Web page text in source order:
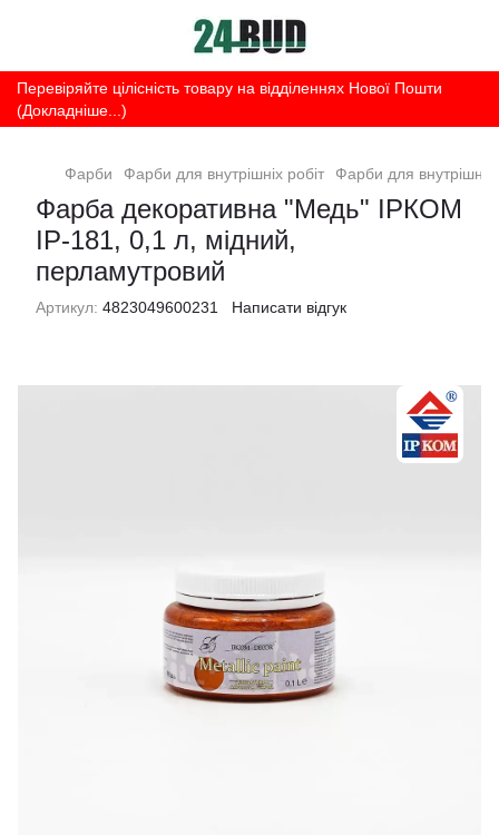
Перевіряйте цілісність товару на відділеннях Нової Пошти
(Докладніше...)
Фарби Фарби для внутрішніх робіт Фарби для внутрішніх
Фарба декоративна "Медь" ІРКОМ
ІР-181, 0,1 л, мідний,
перламутровий
Артикул: 4823049600231 Написати відгук